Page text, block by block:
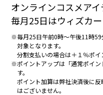
オンラインコスメア
毎月25日はウィズカ
※毎月25日午前0時～午後11時
対象となります。
分割支払いの場合は＋１％ポイ
※ポイントアップは「通常ポイ
す。
ポイント加算は弊社決済後に
はございません。